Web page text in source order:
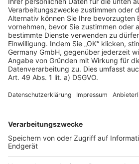
Rechtliches
AGB-Übersicht
Datenschutz
Impressum
Services
Bauprojekt-Quiz
Häuser-Suche